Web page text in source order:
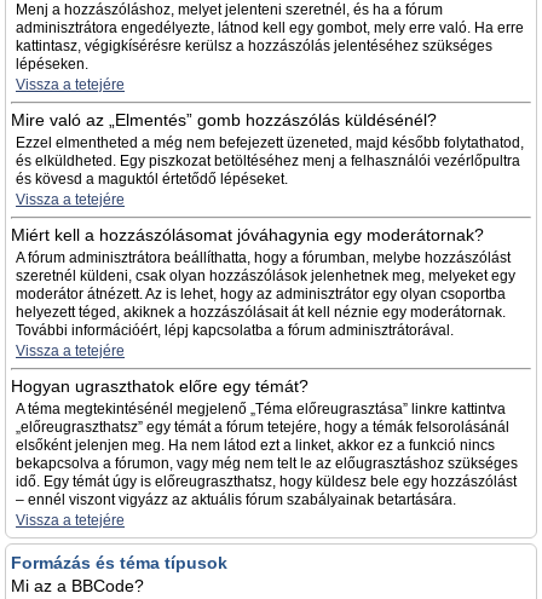
Menj a hozzászóláshoz, melyet jelenteni szeretnél, és ha a fórum
adminisztrátora engedélyezte, látnod kell egy gombot, mely erre való. Ha erre
kattintasz, végigkísérésre kerülsz a hozzászólás jelentéséhez szükséges
lépéseken.
Vissza a tetejére
Mire való az „Elmentés” gomb hozzászólás küldésénél?
Ezzel elmentheted a még nem befejezett üzeneted, majd később folytathatod,
és elküldheted. Egy piszkozat betöltéséhez menj a felhasználói vezérlőpultra
és kövesd a maguktól értetődő lépéseket.
Vissza a tetejére
Miért kell a hozzászólásomat jóváhagynia egy moderátornak?
A fórum adminisztrátora beállíthatta, hogy a fórumban, melybe hozzászólást
szeretnél küldeni, csak olyan hozzászólások jelenhetnek meg, melyeket egy
moderátor átnézett. Az is lehet, hogy az adminisztrátor egy olyan csoportba
helyezett téged, akiknek a hozzászólásait át kell néznie egy moderátornak.
További információért, lépj kapcsolatba a fórum adminisztrátorával.
Vissza a tetejére
Hogyan ugraszthatok előre egy témát?
A téma megtekintésénél megjelenő „Téma előreugrasztása” linkre kattintva
„előreugraszthatsz” egy témát a fórum tetejére, hogy a témák felsorolásánál
elsőként jelenjen meg. Ha nem látod ezt a linket, akkor ez a funkció nincs
bekapcsolva a fórumon, vagy még nem telt le az előugrasztáshoz szükséges
idő. Egy témát úgy is előreugraszthatsz, hogy küldesz bele egy hozzászólást
– ennél viszont vigyázz az aktuális fórum szabályainak betartására.
Vissza a tetejére
Formázás és téma típusok
Mi az a BBCode?